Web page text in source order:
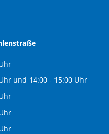
und 14:00 - 15:00 Uhr